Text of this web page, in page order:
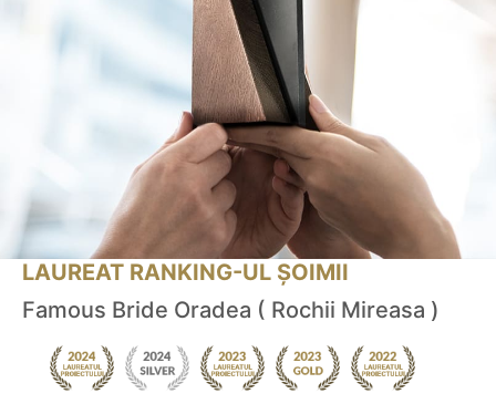
LAUREAT RANKING-UL ȘOIMII
Famous Bride Oradea ( Rochii Mireasa )